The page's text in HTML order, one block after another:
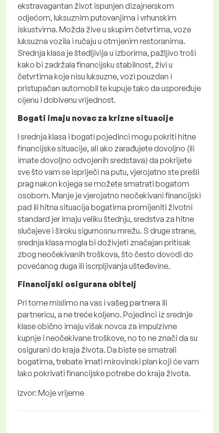
ekstravagantan život ispunjen dizajnerskom
odjećom, luksuznim putovanjima i vrhunskim
iskustvima. Možda žive u skupim četvrtima, voze
luksuzna vozila i ručaju u otmjenim restoranima.
Srednja klasa je štedljivija u izborima, pažljivo troši
kako bi zadržala financijsku stabilnost, živi u
četvrtima koje nisu luksuzne, vozi pouzdan i
pristupačan automobil te kupuje tako da uspoređuje
cijenu i dobivenu vrijednost.
Bogati imaju novac za krizne situacije
I srednja klasa i bogati pojedinci mogu pokriti hitne
financijske situacije, ali ako zarađujete dovoljno (ili
imate dovoljno odvojenih sredstava) da pokrijete
sve što vam se ispriječi na putu, vjerojatno ste prešli
prag nakon kojega se možete smatrati bogatom
osobom. Manje je vjerojatno neočekivani financijski
pad ili hitna situacija bogatima promijeniti životni
standard jer imaju veliku štednju, sredstva za hitne
slučajeve i široku sigurnosnu mrežu. S druge strane,
srednja klasa mogla bi doživjeti značajan pritisak
zbog neočekivanih troškova, što često dovodi do
povećanog duga ili iscrpljivanja ušteđevine.
Financijski osigurana obitelj
Pri tome mislimo na vas i vašeg partnera ili
partnericu, a ne treće koljeno. Pojedinci iz srednje
klase obično imaju višak novca za impulzivne
kupnje i neočekivane troškove, no to ne znači da su
osigurani do kraja života. Da biste se smatrali
bogatima, trebate imati mirovinski plan koji će vam
lako pokrivati financijske potrebe do kraja života.
Izvor: Moje vrijeme